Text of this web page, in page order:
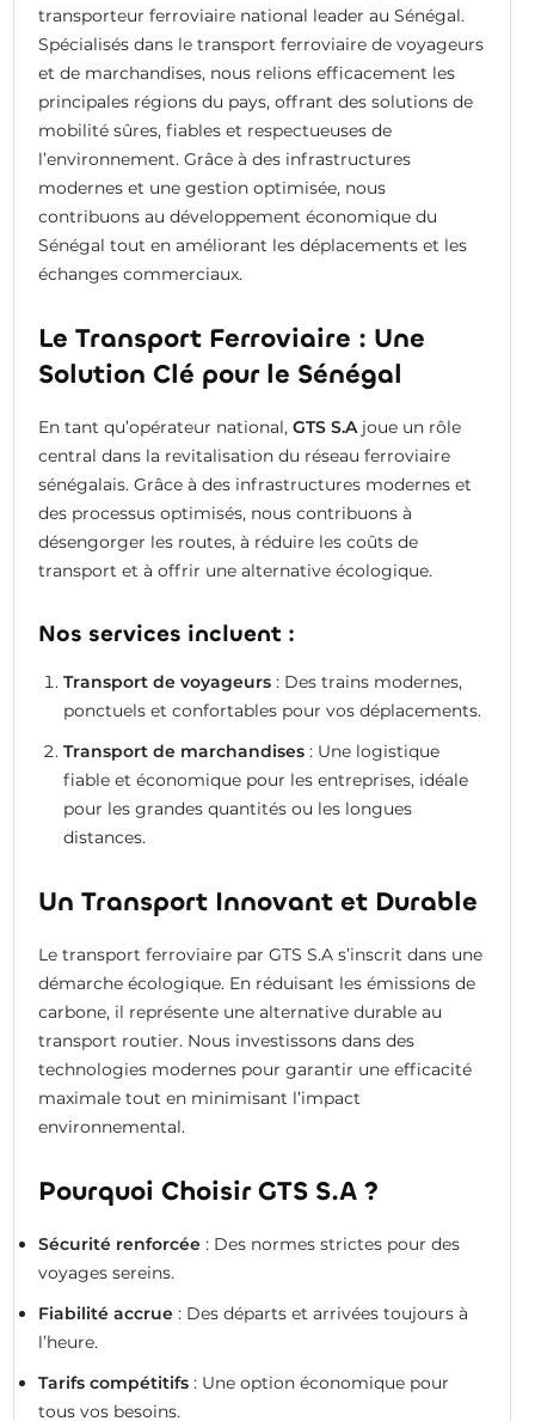
transporteur ferroviaire national leader au Sénégal.
Spécialisés dans le transport ferroviaire de voyageurs
et de marchandises, nous relions efficacement les
principales régions du pays, offrant des solutions de
mobilité sûres, fiables et respectueuses de
l’environnement. Grâce à des infrastructures
modernes et une gestion optimisée, nous
contribuons au développement économique du
Sénégal tout en améliorant les déplacements et les
échanges commerciaux.
Le Transport Ferroviaire : Une
Solution Clé pour le Sénégal
En tant qu’opérateur national, GTS S.Ajoue un rôle
central dans la revitalisation du réseau ferroviaire
sénégalais. Grâce à des infrastructures modernes et
des processus optimisés, nous contribuons à
désengorger les routes, à réduire les coûts de
transport et à offrir une alternative écologique.
Nos services incluent :
Transport de voyageurs: Des trains modernes,
ponctuels et confortables pour vos déplacements.
Transport de marchandises: Une logistique
fiable et économique pour les entreprises, idéale
pour les grandes quantités ou les longues
distances.
Un Transport Innovant et Durable
Le transport ferroviaire par GTS S.A s’inscrit dans une
démarche écologique. En réduisant les émissions de
carbone, il représente une alternative durable au
transport routier. Nous investissons dans des
technologies modernes pour garantir une efficacité
maximale tout en minimisant l’impact
environnemental.
Pourquoi Choisir GTS S.A ?
Sécurité renforcée: Des normes strictes pour des
voyages sereins.
Fiabilité accrue: Des départs et arrivées toujours à
l’heure.
Tarifs compétitifs: Une option économique pour
tous vos besoins.